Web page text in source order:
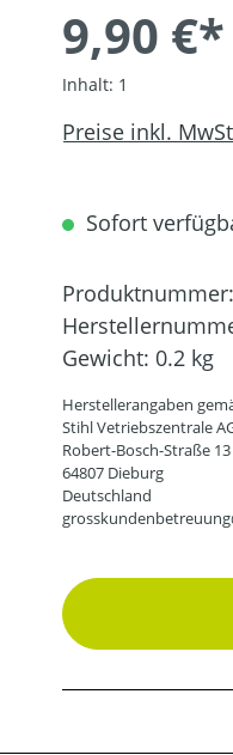
9,90 €*
Inhalt: 1
Preise inkl.
Sofort
Produktnummer:
Gewicht: 0.2 kg
Herstellerangaben
Stihl Vetriebszentrale
Robert-Bosch-Straße 13
64807 Dieburg
Deutschland